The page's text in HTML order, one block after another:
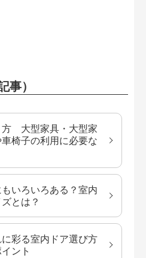
事）
方 大型家具・大型家
椅子の利用に必要な
いろいろある？室内
とは？
彩る室内ドア選び方
ント